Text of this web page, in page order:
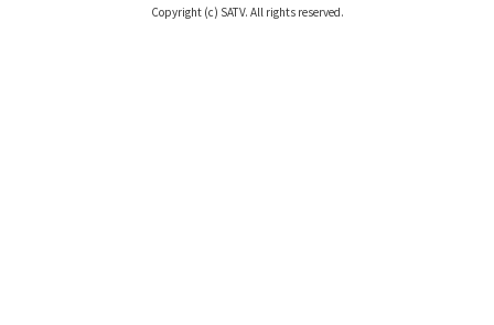
Copyright (c) SATV. All rights reserved.